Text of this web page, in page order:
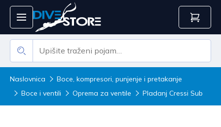
Naslovnica
Boce, kompresori, punjenje i pretakanje
Boce i ventili
Oprema za ventile Pladanj Cressi Sub